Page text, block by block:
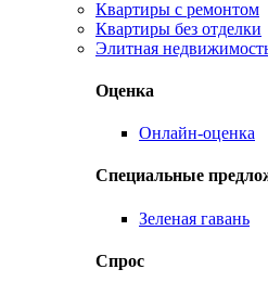
Квартиры с ремонтом
Квартиры без отделки
Элитная
Оценка
Онлайн-оценка
Специальные
Зеленая гавань
Спрос